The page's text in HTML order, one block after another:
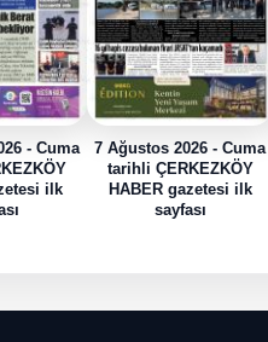
- Cuma
ilk
7 Ağustos 2026 - Cuma
tarihli ÇERKEZKÖY
HABER gazetesi ilk
sayfası